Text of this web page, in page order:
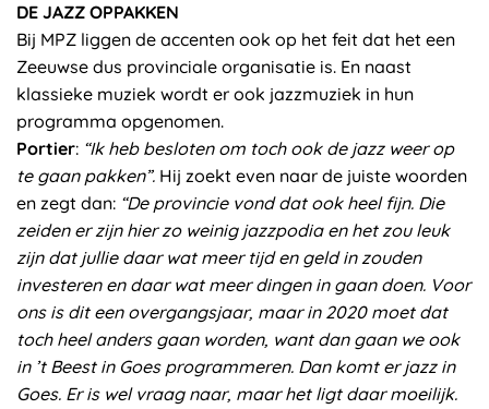
DE JAZZ OPPAKKEN
Bij MPZ liggen de accenten ook op het feit dat het een
Zeeuwse dus provinciale organisatie is. En naast
klassieke muziek wordt er ook jazzmuziek in hun
programma opgenomen.
Portier: “Ik heb besloten om toch ook de jazz weer op
te gaan pakken”. Hij zoekt even naar de juiste woorden
en zegt dan: “De provincie vond dat ook heel fijn. Die
zeiden er zijn hier zo weinig jazzpodia en het zou leuk
zijn dat jullie daar wat meer tijd en geld in zouden
investeren en daar wat meer dingen in gaan doen. Voor
ons is dit een overgangsjaar, maar in 2020 moet dat
toch heel anders gaan worden, want dan gaan we ook
in ’t Beest in Goes programmeren. Dan komt er jazz in
Goes. Er is wel vraag naar, maar het ligt daar moeilijk.